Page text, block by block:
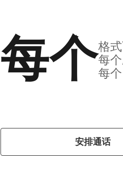
每个格
每
每
安排通话